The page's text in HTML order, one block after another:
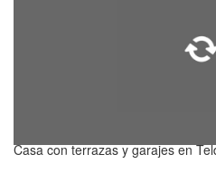
Casa con terrazas y garajes en